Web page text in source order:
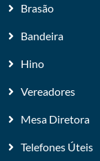
Brasão
Bandeira
Hino
Vereadores
Mesa Diretora
Telefones Úteis